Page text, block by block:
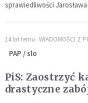
sprawiedliwości
14 lat temu WIADOMOŚCI Z
PAP / slo
PiS: Zaostrzyć
drastyczne